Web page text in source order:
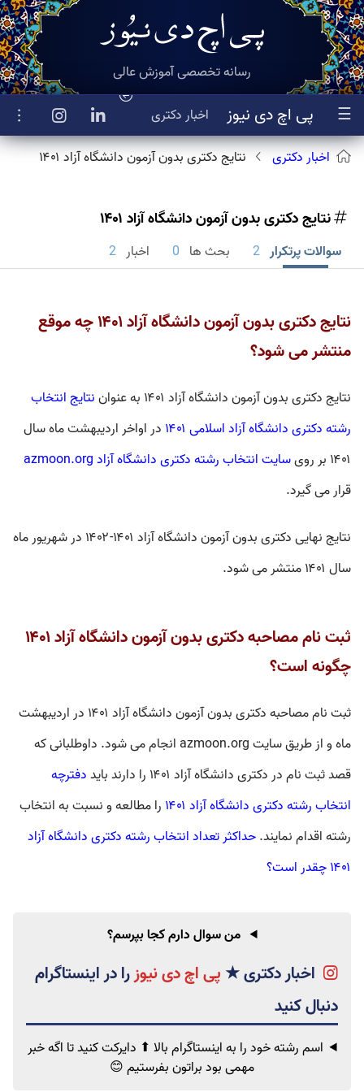
☰ پی اچ دی نیوز اخبار دکتری
رسانه تخصصی آموزش عالی
اخبار دکتری نتایج دکتری بدون آزمون دانشگاه آزاد ۱۴۰۱
نتایج دکتری بدون آزمون دانشگاه آزاد ۱۴۰۱
سوالات پرتکرار 2 بحث ها 0 اخبار 2
نتایج دکتری بدون آزمون دانشگاه آزاد ۱۴۰۱ چه موقع
منتشر می شود؟
نتایج دکتری بدون آزمون دانشگاه آزاد ۱۴۰۱ به عنوان
نتایج انتخاب
رشته دکتری دانشگاه آزاد اسلامی ۱۴۰۱
در اواخر اردیبهشت ماه سال
۱۴۰۱ بر روی
سایت انتخاب رشته دکتری دانشگاه آزاد azmoon.org
قرار می گیرد.
نتایج نهایی دکتری بدون آزمون دانشگاه آزاد ۱۴۰۱-۱۴۰۲ در شهریور ماه
سال ۱۴۰۱ منتشر می شود.
ثبت نام مصاحبه دکتری بدون آزمون دانشگاه آزاد ۱۴۰۱
چگونه است؟
ثبت نام مصاحبه دکتری بدون آزمون دانشگاه آزاد ۱۴۰۱ در اردیبهشت
ماه و از طریق سایت azmoon.org انجام می شود. داوطلبانی که
قصدثبت نام در دکتری دانشگاه آزاد ۱۴۰۱ را دارند بایددفترچه
انتخاب رشته دکتری دانشگاه آزاد ۱۴۰۱
را مطالعه و نسبت بهانتخاب
رشتهاقدام نمایند.حداکثر تعداد انتخاب رشته دکتری دانشگاه آزاد
۱۴۰۱ چقدر است؟
من سوال دارم کجا بپرسم؟
اخبار دکتری★پی اچ دی نیوز
اسم رشته خود را به اینستاگرام بالا ⬆ دایرکت کنید تا اگه خبر
مهمیبود براتون بفرستیم 😊